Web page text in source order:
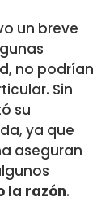
un breve
no podrían
Sin
su
ya que
aseguran
la razón.